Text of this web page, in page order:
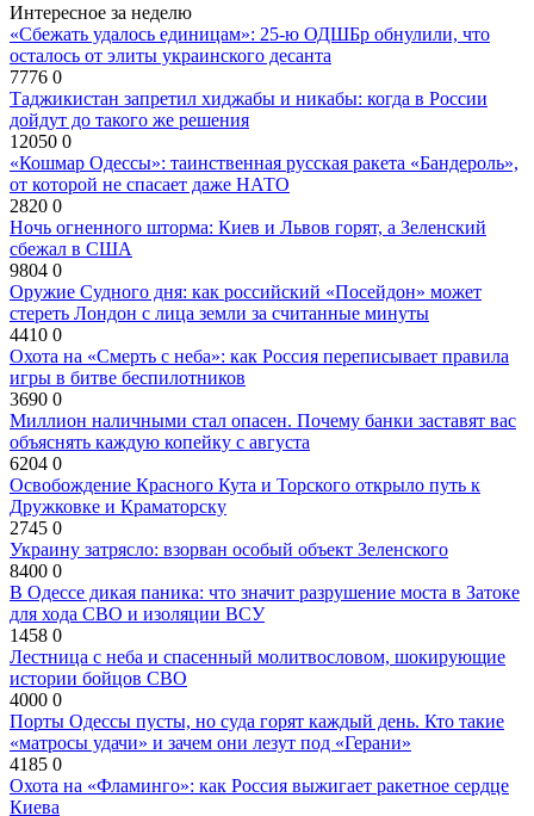
Интересное за неделю
«Сбежать удалось единицам»: 25-ю ОДШБр обнулили, что
осталось от элиты украинского десанта
7776 0
Таджикистан запретил хиджабы и никабы: когда в России
дойдут до такого же решения
12050 0
«Кошмар Одессы»: таинственная русская ракета «Бандероль»,
от которой не спасает даже НАТО
2820 0
Ночь огненного шторма: Киев и Львов горят, а Зеленский
сбежал в США
9804 0
Оружие Судного дня: как российский «Посейдон» может
стереть Лондон с лица земли за считанные минуты
4410 0
Охота на «Смерть с неба»: как Россия переписывает правила
игры в битве беспилотников
3690 0
Миллион наличными стал опасен. Почему банки заставят вас
объяснять каждую копейку с августа
6204 0
Освобождение Красного Кута и Торского открыло путь к
Дружковке и Краматорску
2745 0
Украину затрясло: взорван особый объект Зеленского
8400 0
В Одессе дикая паника: что значит разрушение моста в Затоке
для хода СВО и изоляции ВСУ
1458 0
Лестница с неба и спасенный молитвословом, шокирующие
истории бойцов СВО
4000 0
Порты Одессы пусты, но суда горят каждый день. Кто такие
«матросы удачи» и зачем они лезут под «Герани»
4185 0
Охота на «Фламинго»: как Россия выжигает ракетное сердце
Киева